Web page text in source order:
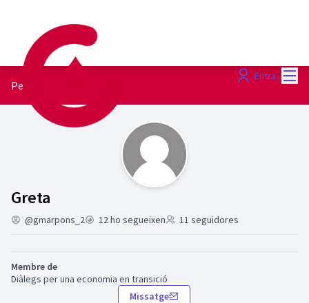
Entra
Perfil
Greta
Seguint (Greta)
@gmarpons_2 12 ho segueixen 11 seguidores
Membre de
Diàlegs per una economia en transició
Missatge